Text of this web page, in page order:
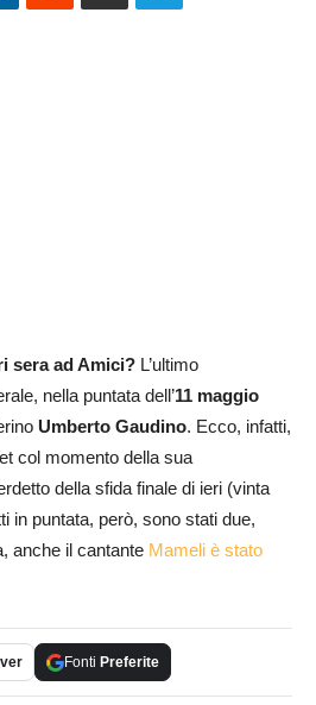
sera ad Amici? L’ultimo
nella puntata dell’11 maggio
Umberto Gaudino. Ecco, infatti,
col momento della sua
della sfida finale di ieri (vinta
in puntata, però, sono stati due,
anche il cantante Mameli è stato
Fonti Preferite